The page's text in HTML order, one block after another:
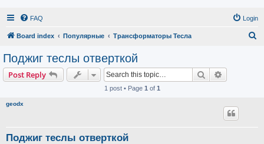
FAQ Login
Board index Популярные Трансформаторы Тесла
Поджиг теслы отверткой
Post Reply Search
1 post • Page 1 of 1
geodx
Поджиг теслы отверткой